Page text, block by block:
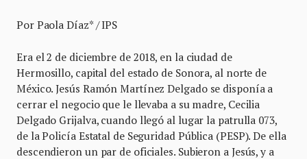
Por Paola Díaz* / IPS
Era el 2 de diciembre de 2018, en la ciudad de
Hermosillo, capital del estado de Sonora, al norte de
México. Jesús Ramón Martínez Delgado se disponía a
cerrar el negocio que le llevaba a su madre, Cecilia
Delgado Grijalva, cuando llegó al lugar la patrulla 073,
de la Policía Estatal de Seguridad Pública (PESP). De ella
descendieron un par de oficiales. Subieron a Jesús, y a